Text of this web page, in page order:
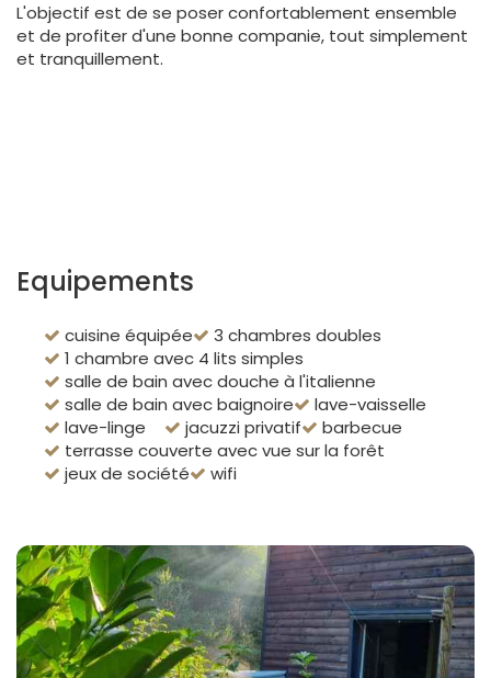
L'objectif est de se poser confortablement ensemble
et de profiter d'une bonne companie, tout simplement
et tranquillement.
Equipements
cuisine équipée
3 chambres doubles
1 chambre avec 4 lits simples
salle de bain avec douche à l'italienne
salle de bain avec baignoire
lave-vaisselle
lave-linge
jacuzzi privatif
barbecue
terrasse couverte avec vue sur la forêt
jeux de société
wifi